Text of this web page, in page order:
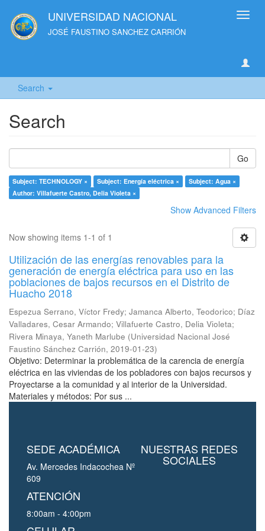
UNIVERSIDAD NACIONAL
JOSÉ FAUSTINO SANCHEZ CARRIÓN
Search
Search
Go
Subject: TECHNOLOGY × Subject: Energía eléctrica ×
Subject: Agua ×
Author: Villafuerte Castro, Delia Violeta ×
Show Advanced Filters
Now showing items 1-1 of 1
Utilización de las energías renovables para la
generación de energía eléctrica para uso en las
poblaciones de bajos recursos en el Distrito de
Huacho 2018
Espezua Serrano, Víctor Fredy; Jamanca Alberto, Teodorico; Díaz
Valladares, Cesar Armando; Villafuerte Castro, Delia Violeta;
Rivera Minaya, Yaneth Marlube (Universidad Nacional José
Faustino Sánchez Carrión, 2019-01-23)
Objetivo: Determinar la problemática de la carencia de energía
eléctrica en las viviendas de los pobladores con bajos recursos y
Proyectarse a la comunidad y al interior de la Universidad.
Materiales y métodos: Por sus ...
SEDE ACADÉMICA
Av. Mercedes Indacochea Nº
609
ATENCIÓN
8:00am - 4:00pm
NUESTRAS REDES
SOCIALES